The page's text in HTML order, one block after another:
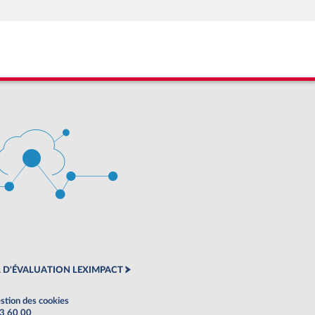
D'ÉVALUATION LEXIMPACT
des cookies
60 00